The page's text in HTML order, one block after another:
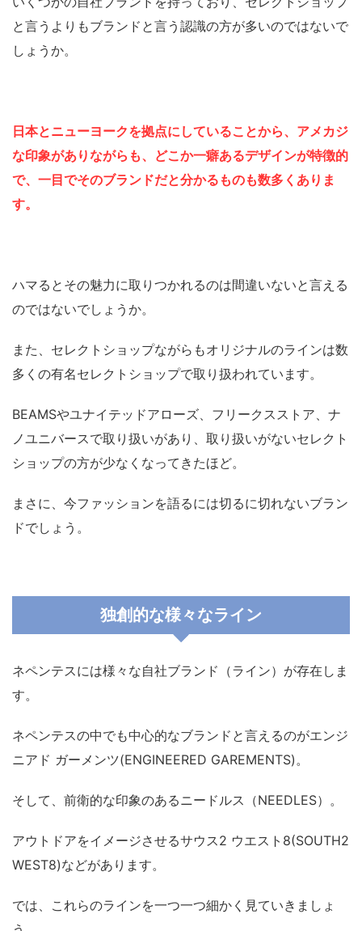
と言うよりもブランドと言う認識の方が多いのではないで
しょうか。
日本とニューヨークを拠点にしていることから、アメカジ
な印象がありながらも、どこか一癖あるデザインが特徴的
で、一目でそのブランドだと分かるものも数多くありま
す。
ハマるとその魅力に取りつかれるのは間違いないと言える
のではないでしょうか。
また、セレクトショップながらもオリジナルのラインは数
多くの有名セレクトショップで取り扱われています。
BEAMSやユナイテッドアローズ、フリークスストア、ナ
ノユニバースで取り扱いがあり、取り扱いがないセレクト
ショップの方が少なくなってきたほど。
まさに、今ファッションを語るには切るに切れないブラン
ドでしょう。
独創的な様々なライン
ネペンテスには様々な自社ブランド（ライン）が存在しま
す。
ネペンテスの中でも中心的なブランドと言えるのがエンジ
ニアド ガーメンツ(ENGINEERED GAREMENTS)。
そして、前衛的な印象のあるニードルス（NEEDLES）。
アウトドアをイメージさせるサウス2 ウエスト8(SOUTH2
WEST8)などがあります。
では、これらのラインを一つ一つ細かく見ていきましょ